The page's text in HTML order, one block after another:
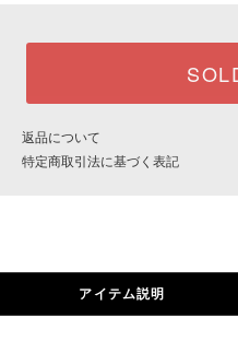
返品について
特定商取引法に基づく表記
アイテム説明